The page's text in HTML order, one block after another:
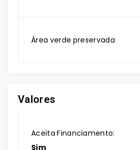
Área verde preservada
Valores
Aceita Financiamento:
Sim